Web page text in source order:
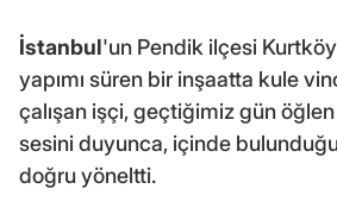
İstanbul'un Pendik ilçesi
yapımı süren bir inşaatta kule
çalışan işçi, geçtiğimiz gün
sesini duyunca, içinde
doğru yöneltti.